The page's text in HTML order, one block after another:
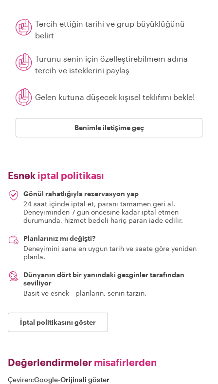
Tercih ettiğin tarihi ve grup büyüklüğünü
belirt
Turunu senin için özelleştirebilmem adına
tercih ve isteklerini paylaş
Gelen kutuna düşecek kişisel teklifimi bekle!
Benimle iletişime geç
Esnek iptal politikası
Gönül rahatlığıyla rezervasyon yap
24 saat içinde iptal et, paranı tamamen geri al.
Deneyiminden 7 gün öncesine kadar iptal etmen
durumunda, hizmet bedeli hariç paran iade edilir.
Planlarınız mı değişti?
Deneyimini sana en uygun tarih ve saate göre yeniden
planla.
Dünyanın dört bir yanındaki gezginler tarafından
seviliyor
Basit ve esnek - planların, senin tarzın.
İptal politikasını göster
Değerlendirmeler misafirlerden
Çeviren:Google-Orijinali göster